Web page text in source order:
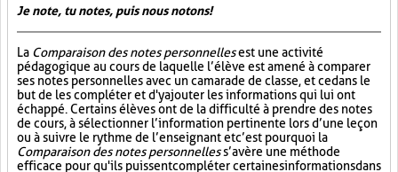
Je note, tu notes, puis nous notons!
La Comparaison des notes personnellesest une activité
pédagogique au cours de laquelle l’élève est amené à comparer
ses notes personnelles avec un camarade de classe, et ce dans le
but de les compléter et d'y ajouter les informations qui lui ont
échappé. Certains élèves ont de la difficulté à prendre des notes
de cours, à sélectionner l’information pertinente lors d’une leçon
ou à suivre le rythme de l’enseignant et c’est pourquoi la
Comparaison des notes personnelless’avère une méthode
efficace pour qu'ils puissent compléter certaines informations dans